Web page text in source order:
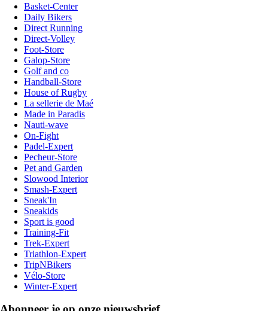
Basket-Center
Daily Bikers
Direct Running
Direct-Volley
Foot-Store
Galop-Store
Golf and co
Handball-Store
House of Rugby
La sellerie de Maé
Made in Paradis
Nauti-wave
On-Fight
Padel-Expert
Pecheur-Store
Pet and Garden
Slowood Interior
Smash-Expert
Sneak'In
Sneakids
Sport is good
Training-Fit
Trek-Expert
Triathlon-Expert
TripNBikers
Vélo-Store
Winter-Expert